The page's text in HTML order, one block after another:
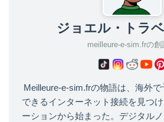
ジョエル・トラ
meilleure-e-sim.frの創
Meilleure-e-sim.frの物語は、海外
できるインターネット接続を見つ
ーションから始まった。デジタル